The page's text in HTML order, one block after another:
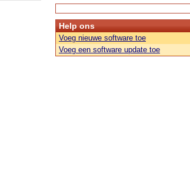
Help ons
Voeg nieuwe software toe
Voeg een software update toe